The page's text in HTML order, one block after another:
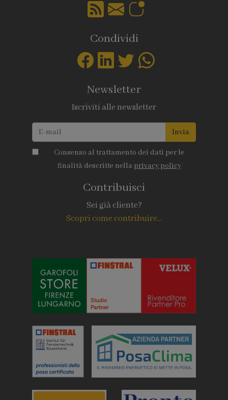
Condividi
Newsletter
Iscriviti alle newsletter
Invia
Consenso al trattamento dei dati per le
finalità descritte nella privacy policy
Contribuisci
Sei già cliente?
Scopri come contribuire...